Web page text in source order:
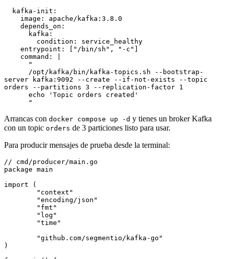
  kafka-init
:
    image
:
apache/kafka:3.8.0
    depends_on
:
      kafka
:
        condition
:
service_healthy
    entrypoint
: [ "/bin/sh" , "-c" ]
    command
:
      "
server kafka:9092 --create --if-not-exists --topic
orders --partitions 3 --replication-factor 1
      echo 'Topic orders created'
      "
Arrancas con docker compose up -d y tienes un broker Kafka
con un topic orders de 3 particiones listo para usar.
Para producir mensajes de prueba desde la terminal:
// cmd/producer/main.go
package main
import (
	"context"
	"encoding/json"
	"fmt"
	"log"
	"time"
	"github.com/segmentio/kafka-go"
)